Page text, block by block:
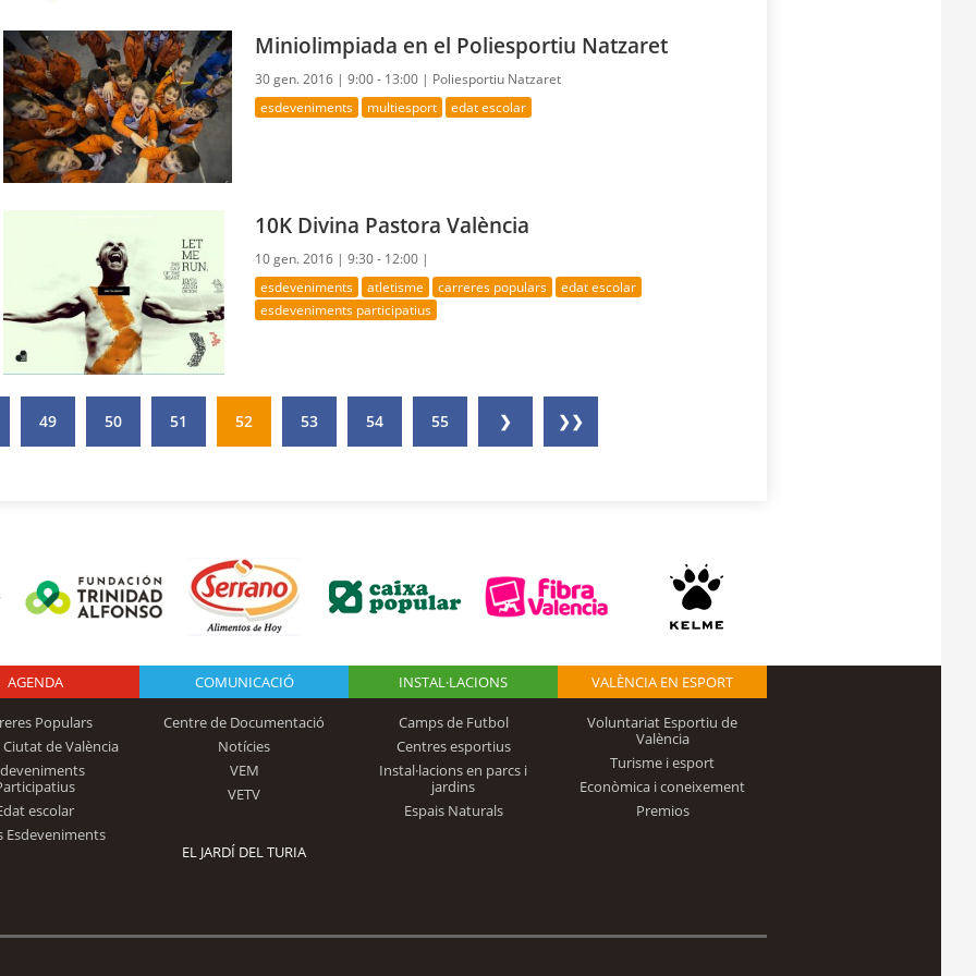
Miniolimpiada en el Poliesportiu Natzaret
30 gen. 2016 |9:00 - 13:00 | Poliesportiu Natzaret
esdeveniments multiesport edat escolar
10K Divina Pastora València
10 gen. 2016 |9:30 - 12:00 |
esdeveniments atletisme carreres populars
edat escolar
esdeveniments participatius
49 50 51 52 53 54 55 ❯ ❯❯
Logo Fundación
Trinidad Alfonso
AGENDA
Populars
de València
escolar
Esdeveniments
COMUNICACIÓ
Centre de Documentació
Notícies
VEM
VETV
INSTAL·LACIONS
Camps de Futbol
Centres esportius
Instal·lacions en parcs i
jardins
Espais Naturals
VALÈNCIA EN ESPORT
Voluntariat Esportiu de
València
Turisme i esport
Econòmica i coneixement
Premios
EL JARDÍ DEL TURIA